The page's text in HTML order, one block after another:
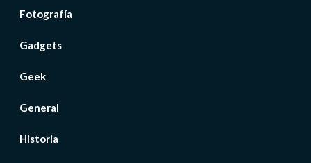
Fotografía
Gadgets
Geek
General
Historia